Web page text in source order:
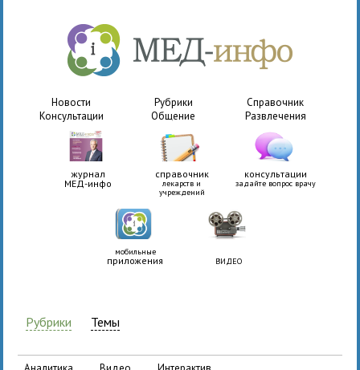
Новости Рубрики
Справочник
Консультации
Общение Развлечения
журнал
МЕД-инфо
справочник
лекарств и
учреждений
консультации
задайте вопрос врачу
мобильные
приложения ВИДЕО
Рубрики Темы